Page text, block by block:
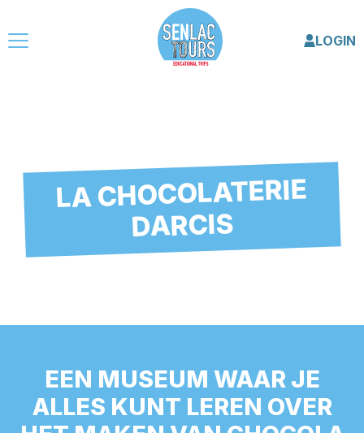
LOGIN
LA CHOCOLATERIE
DARCIS
EEN MUSEUM WAAR JE
ALLES KUNT LEREN OVER